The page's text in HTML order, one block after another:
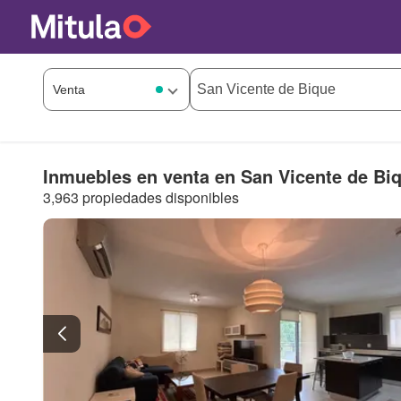
Inmuebles en venta en San Vicente de
3,963 propiedades disponibles